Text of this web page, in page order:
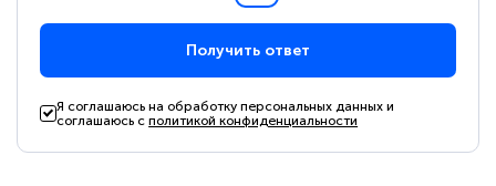
Получить ответ
Я соглашаюсь на обработку персональных данных и
соглашаюсь сполитикой конфиденциальности